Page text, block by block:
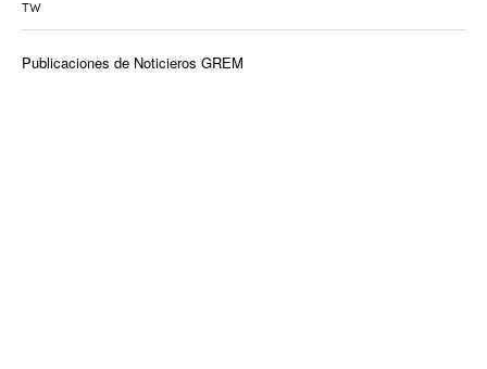
TW
Publicaciones de Noticieros GREM